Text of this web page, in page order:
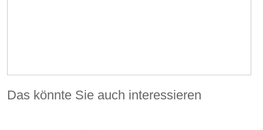
Das könnte Sie auch interessieren